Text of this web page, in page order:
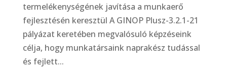
termelékenységének javítása a munkaerő
fejlesztésén keresztül A GINOP Plusz-3.2.1-21
pályázat keretében megvalósuló képzéseink
célja, hogy munkatársaink naprakész tudással
és fejlett...